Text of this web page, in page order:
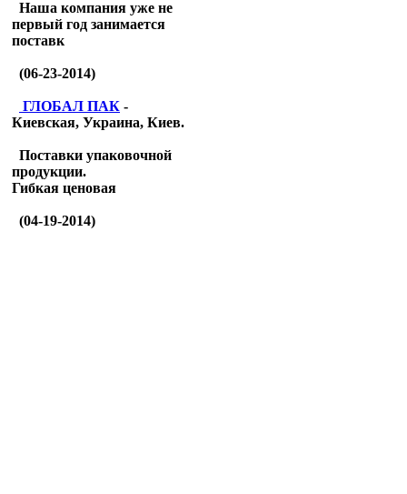
Наша компания уже не
первый год занимается
поставк
(06-23-2014)
ГЛОБАЛ ПАК -
Киевская, Украина, Киев.
Поставки упаковочной
продукции.
Гибкая ценовая
(04-19-2014)